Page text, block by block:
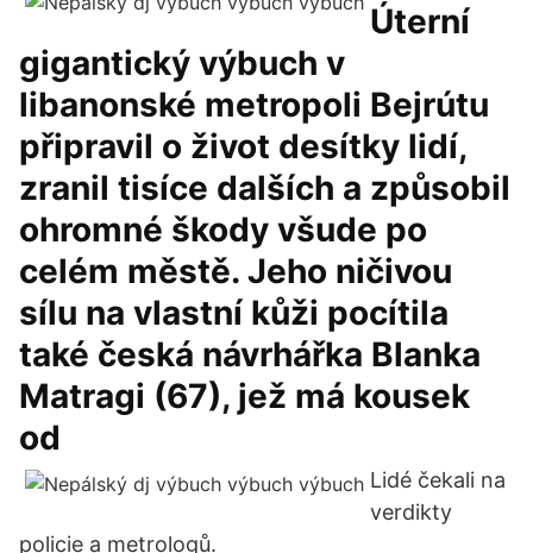
Úterní
gigantický výbuch v
libanonské metropoli Bejrútu
připravil o život desítky lidí,
zranil tisíce dalších a způsobil
ohromné škody všude po
celém městě. Jeho ničivou
sílu na vlastní kůži pocítila
také česká návrhářka Blanka
Matragi (67), jež má kousek
od
Lidé čekali na
verdikty
policie a metrologů.